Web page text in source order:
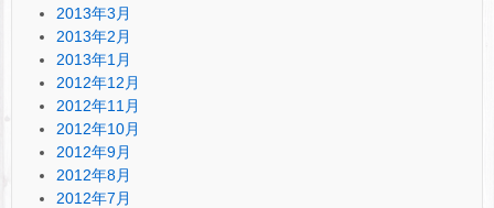
2013年3月
2013年2月
2013年1月
2012年12月
2012年11月
2012年10月
2012年9月
2012年8月
2012年7月